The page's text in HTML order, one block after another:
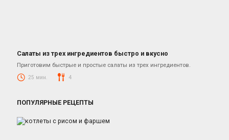
Салаты
Салаты из трех ингредиентов быстро и вкусно
Приготовим быстрые и простые салаты из трех ингредиентов.
25 мин. 4
ПОПУЛЯРНЫЕ РЕЦЕПТЫ